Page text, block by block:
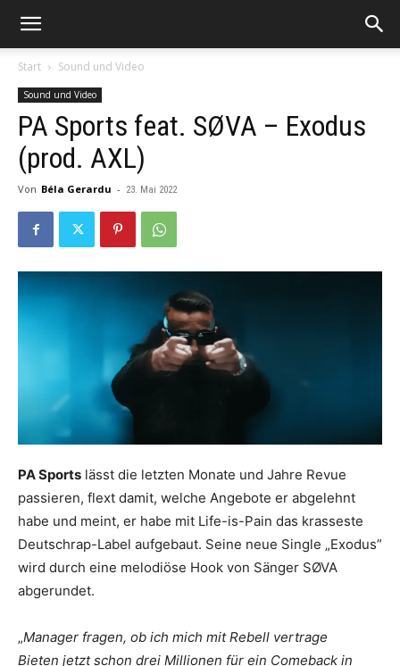
Start Sound und Video
Sound und Video
PA Sports feat. SØVA – Exodus
(prod. AXL)
Von Béla Gerardu - 23. Mai 2022
PA Sports lässt die letzten Monate und Jahre Revue
passieren, flext damit, welche Angebote er abgelehnt
habe und meint, er habe mit Life-is-Pain das krasseste
Deutschrap-Label aufgebaut. Seine neue Single „Exodus”
wird durch eine melodiöse Hook von Sänger SØVA
abgerundet.
„Manager fragen, ob ich mich mit Rebell vertrage
Bieten jetzt schon drei Millionen für ein Comeback in